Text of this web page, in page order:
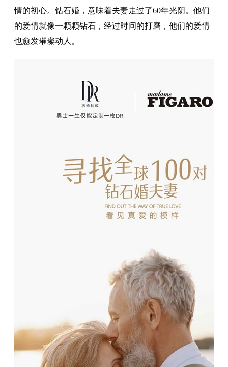
情的初心。钻石婚，意味着夫妻走过了60年光阴。他们
的爱情就像一颗颗钻石，经过时间的打磨，他们的爱情
也愈发璀璨动人。